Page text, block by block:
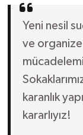
Yeni nesil
ve organize
karanlık
kararlıyız!